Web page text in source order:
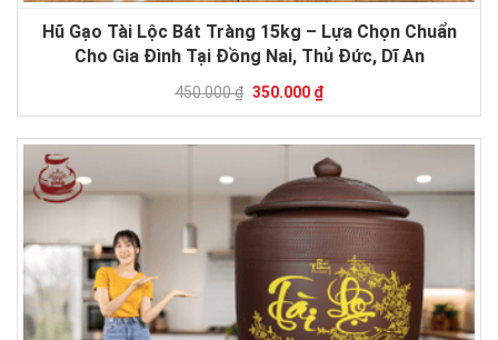
Hũ Gạo Tài Lộc Bát Tràng 15kg – Lựa Chọn Chuẩn
Cho Gia Đình Tại Đồng Nai, Thủ Đức, Dĩ An
450.000 ₫ 350.000 ₫